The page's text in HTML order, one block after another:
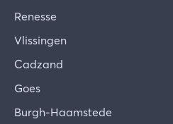
Renesse
Vlissingen
Cadzand
Goes
Burgh-Haamstede